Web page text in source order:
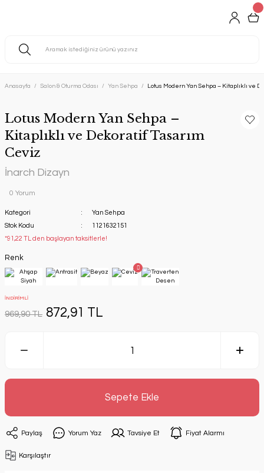
Anasayfa Salon & Oturma Odası Yan Sehpa Lotus Modern Yan Sehpa – Kitaplıklı ve
Lotus Modern Yan Sehpa –
Kitaplıklı ve Dekoratif Tasarım
Ceviz
İnarch Dizayn
0 Yorum
Kategori
Yan Sehpa
Stok Kodu
1121632151
*91,22 TL den başlayan taksitlerle!
Renk
İNDİRİMLİ
969,90 TL 872,91 TL
Sepete Ekle
Paylaş Yorum Yaz Tavsiye Et Fiyat Alarmı
Karşılaştır